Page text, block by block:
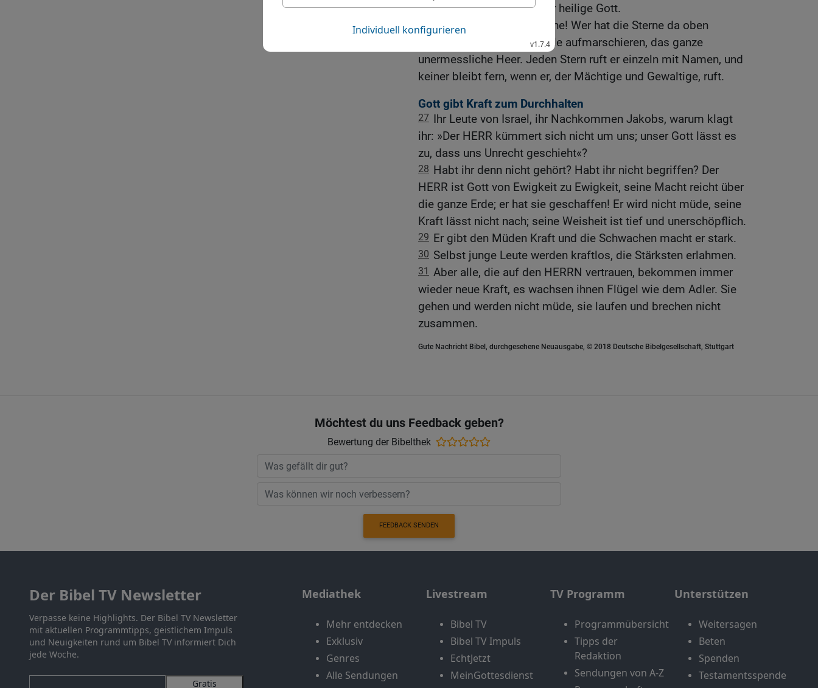
mir aufnehmen?«, fragt der heilige Gott.
26
Seht doch nur in die Höhe! Wer hat die Sterne da oben
geschaffen? Er lässt sie alle aufmarschieren, das ganze
unermessliche Heer. Jeden Stern ruft er einzeln mit Namen, und
keiner bleibt fern, wenn er, der Mächtige und Gewaltige, ruft.
Gott gibt Kraft zum Durchhalten
27 Ihr Leute von Israel, ihr Nachkommen Jakobs, warum klagt
ihr: »Der HERR kümmert sich nicht um uns; unser Gott lässt es
zu, dass uns Unrecht geschieht«?
28 Habt ihr denn nicht gehört? Habt ihr nicht begriffen? Der
HERR ist Gott von Ewigkeit zu Ewigkeit, seine Macht reicht über
die ganze Erde; er hat sie geschaffen! Er wird nicht müde, seine
Kraft lässt nicht nach; seine Weisheit ist tief und unerschöpflich.
29 Er gibt den Müden Kraft und die Schwachen macht er stark.
30 Selbst junge Leute werden kraftlos, die Stärksten erlahmen.
31 Aber alle, die auf den HERRN vertrauen, bekommen immer
wieder neue Kraft, es wachsen ihnen Flügel wie dem Adler. Sie
gehen und werden nicht müde, sie laufen und brechen nicht
zusammen.
Gute Nachricht Bibel, durchgesehene Neuausgabe, © 2018 Deutsche Bibelgesellschaft, Stuttgart
Möchtest du uns Feedback geben?
Bewertung der Bibelthek
FEEDBACK SENDEN
Der Bibel TV Newsletter
Verpasse keine Highlights. Der Bibel TV Newsletter
mit aktuellen Programmtipps, geistlichem Impuls
und Neuigkeiten rund um Bibel TV informiert Dich
jede Woche.
Gratis
Mediathek
Mehr entdecken
Exklusiv
Genres
Alle Sendungen
Livestream
Bibel TV
Bibel TV Impuls
EchtJetzt
MeinGottesdienst
TV Programm
Programmübersicht
Tipps der
Redaktion
Sendungen von A-Z
Unterstützen
Weitersagen
Beten
Spenden
Testamentsspende